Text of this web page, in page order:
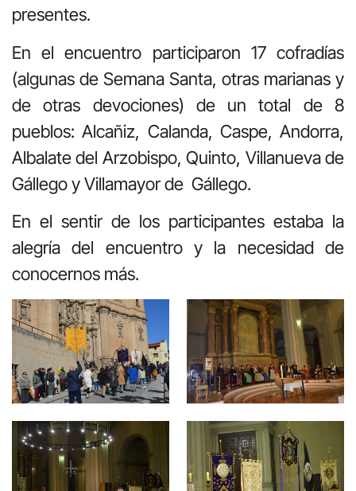
presentes.
En el encuentro participaron 17 cofradías
(algunas de Semana Santa, otras marianas y
de otras devociones) de un total de 8
pueblos: Alcañiz, Calanda, Caspe, Andorra,
Albalate del Arzobispo, Quinto, Villanueva de
Gállego y Villamayor de Gállego.
En el sentir de los participantes estaba la
alegría del encuentro y la necesidad de
conocernos más.